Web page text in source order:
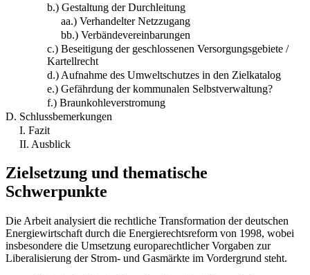
b.) Gestaltung der Durchleitung
aa.) Verhandelter Netzzugang
bb.) Verbändevereinbarungen
c.) Beseitigung der geschlossenen Versorgungsgebiete /
Kartellrecht
d.) Aufnahme des Umweltschutzes in den Zielkatalog
e.) Gefährdung der kommunalen Selbstverwaltung?
f.) Braunkohleverstromung
D. Schlussbemerkungen
I. Fazit
II. Ausblick
Zielsetzung und thematische
Schwerpunkte
Die Arbeit analysiert die rechtliche Transformation der deutschen
Energiewirtschaft durch die Energierechtsreform von 1998, wobei
insbesondere die Umsetzung europarechtlicher Vorgaben zur
Liberalisierung der Strom- und Gasmärkte im Vordergrund steht.